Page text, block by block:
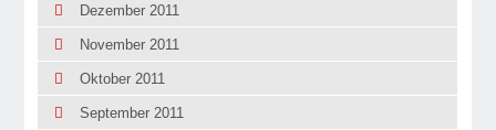
Dezember 2011
November 2011
Oktober 2011
September 2011